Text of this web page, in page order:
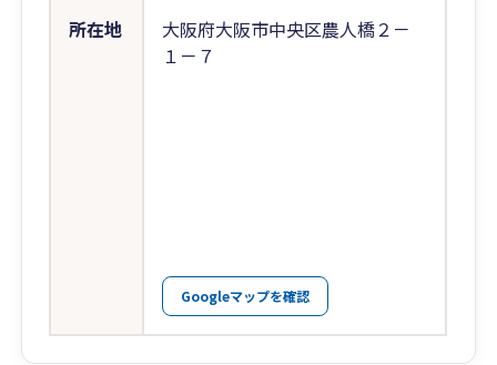
所在地
大阪府大阪市中央区農人橋２－
１－７
Googleマップを確認